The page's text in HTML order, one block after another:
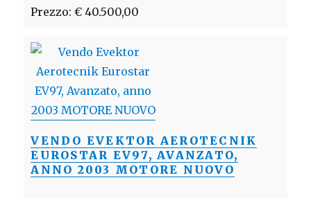
Prezzo: € 40.500,00
VENDO EVEKTOR AEROTECNIK
EUROSTAR EV97, AVANZATO,
ANNO 2003 MOTORE NUOVO